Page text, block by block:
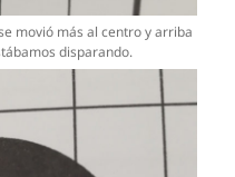
movió más al centro y arriba
disparando.